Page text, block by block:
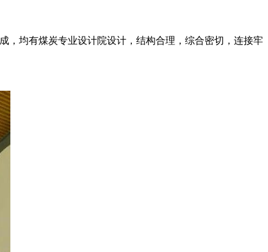
，均有煤炭专业设计院设计，结构合理，综合密切，连接牢